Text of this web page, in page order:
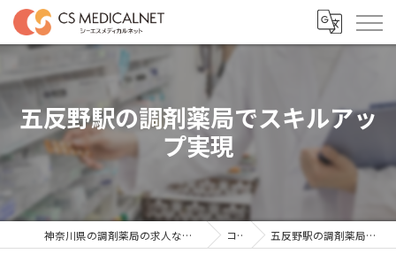
五反野駅の調剤薬局でスキルアッ
プ実現
神奈川県の調剤薬局の求人ならシーエスメディカルネット コラム 五反野駅の調剤薬局でスキルアップ実現